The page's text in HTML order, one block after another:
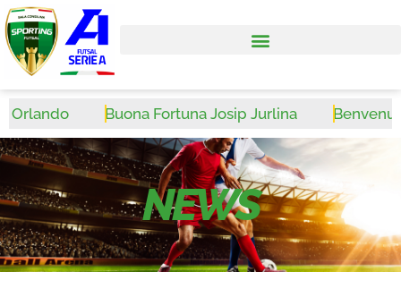
Buona Fortuna Josip Jurlina Benvenuto
NEWS